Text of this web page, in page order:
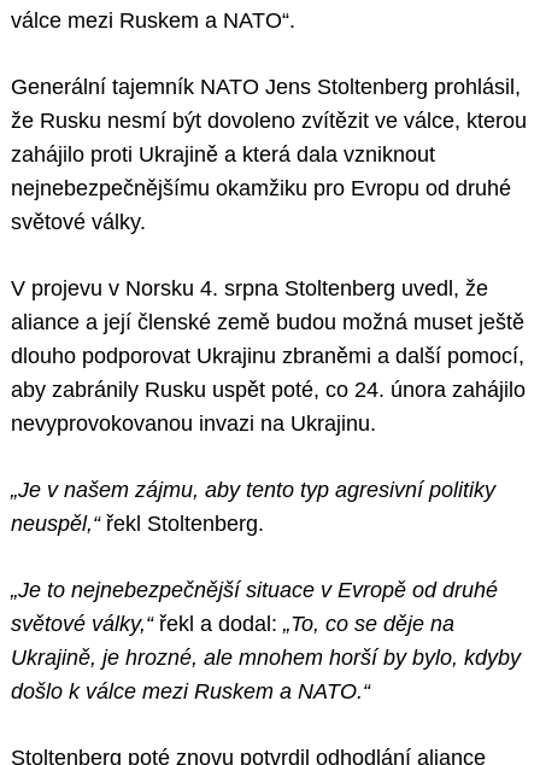
válce mezi Ruskem a NATO“.
Generální tajemník NATO Jens Stoltenberg prohlásil,
že Rusku nesmí být dovoleno zvítězit ve válce, kterou
zahájilo proti Ukrajině a která dala vzniknout
nejnebezpečnějšímu okamžiku pro Evropu od druhé
světové války.
V projevu v Norsku 4. srpna Stoltenberg uvedl, že
aliance a její členské země budou možná muset ještě
dlouho podporovat Ukrajinu zbraněmi a další pomocí,
aby zabránily Rusku uspět poté, co 24. února zahájilo
nevyprovokovanou invazi na Ukrajinu.
„Je v našem zájmu, aby tento typ agresivní politiky
neuspěl,“řekl Stoltenberg.
„Je to nejnebezpečnější situace v Evropě od druhé
světové války,“řekl a dodal: „To, co se děje na
Ukrajině, je hrozné, ale mnohem horší by bylo, kdyby
došlo k válce mezi Ruskem a NATO.“
Stoltenberg poté znovu potvrdil odhodlání aliance